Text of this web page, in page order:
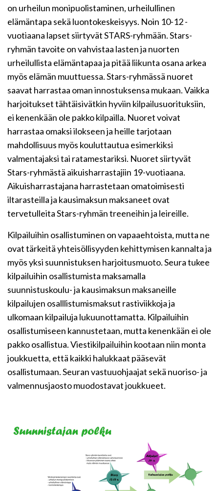
on urheilun monipuolistaminen, urheilullinen
elämäntapa sekä luontokeskeisyys. Noin 10-12 -
vuotiaana lapset siirtyvät STARS-ryhmään. Stars-
ryhmän tavoite on vahvistaa lasten ja nuorten
urheilullista elämäntapaa ja pitää liikunta osana arkea
myös elämän muuttuessa. Stars-ryhmässä nuoret
saavat harrastaa oman innostuksensa mukaan. Vaikka
harjoitukset tähtäisivätkin hyviin kilpailusuorituksiin,
ei kenenkään ole pakko kilpailla. Nuoret voivat
harrastaa omaksi ilokseen ja heille tarjotaan
mahdollisuus myös kouluttautua esimerkiksi
valmentajaksi tai ratamestariksi. Nuoret siirtyvät
Stars-ryhmästä aikuisharrastajiin 19-vuotiaana.
Aikuisharrastajana harrastetaan omatoimisesti
iltarasteilla ja kausimaksun maksaneet ovat
tervetulleita Stars-ryhmän treeneihin ja leireille.
Kilpailuihin osallistuminen on vapaaehtoista, mutta ne
ovat tärkeitä yhteisöllisyyden kehittymisen kannalta ja
myös yksi suunnistuksen harjoitusmuoto. Seura tukee
kilpailuihin osallistumista maksamalla
suunnistuskoulu- ja kausimaksun maksaneille
kilpailujen osalllistumismaksut rastiviikkoja ja
ulkomaan kilpailuja lukuunottamatta. Kilpailuihin
osallistumiseen kannustetaan, mutta kenenkään ei ole
pakko osallistua. Viestikilpailuihin kootaan niin monta
joukkuetta, että kaikki halukkaat pääsevät
osallistumaan. Seuran vastuuohjaajat sekä nuoriso- ja
valmennusjaosto muodostavat joukkueet.